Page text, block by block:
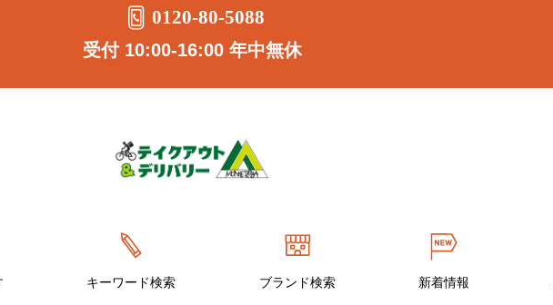
0120-80-5088
受付 10:00-16:00 年中無休
キーワード検索 ブランド検索 新着情報